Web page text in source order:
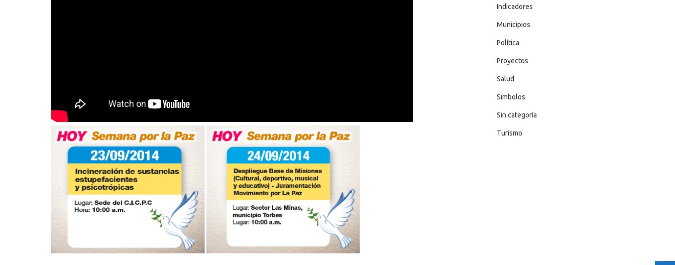
Indicadores
Municipios
Política
Proyectos
Salud
Simbolos
Sin categoría
Turismo